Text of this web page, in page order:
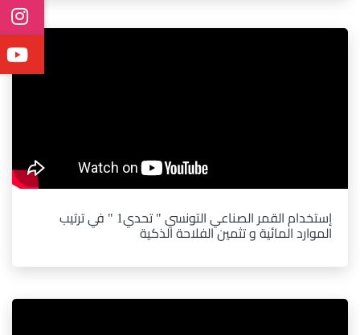
إستخدام القمر الصناعي التونسي " تحدي1 " في ترتيب
الموارد المائية و تثمين الفلاحة الذكية